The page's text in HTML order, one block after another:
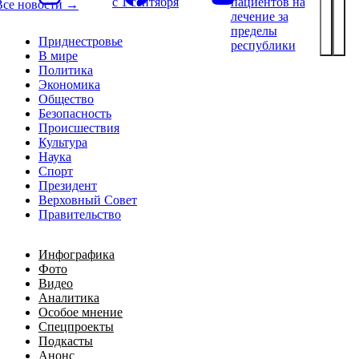
Приднестровье
В мире
Политика
Экономика
Общество
Безопасность
Происшествия
Культура
Наука
Спорт
Президент
Верховный Совет
Правительство
Инфографика
Фото
Видео
Аналитика
Особое мнение
Спецпроекты
Подкасты
Анонс
новости →
лечение за
пределы
республики